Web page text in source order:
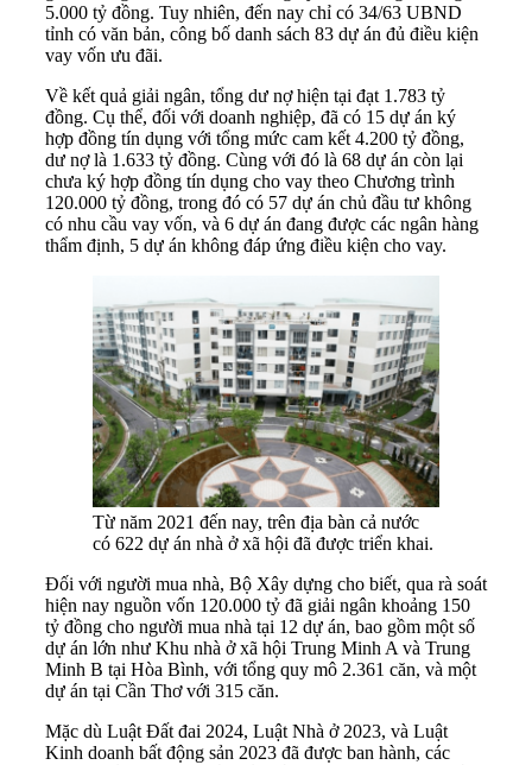
5.000 tỷ đồng. Tuy nhiên, đến nay chỉ có 34/63 UBND
tỉnh có văn bản, công bố danh sách 83 dự án đủ điều kiện
vay vốn ưu đãi.
Về kết quả giải ngân, tổng dư nợ hiện tại đạt 1.783 tỷ
đồng. Cụ thể, đối với doanh nghiệp, đã có 15 dự án ký
hợp đồng tín dụng với tổng mức cam kết 4.200 tỷ đồng,
dư nợ là 1.633 tỷ đồng. Cùng với đó là 68 dự án còn lại
chưa ký hợp đồng tín dụng cho vay theo Chương trình
120.000 tỷ đồng, trong đó có 57 dự án chủ đầu tư không
có nhu cầu vay vốn, và 6 dự án đang được các ngân hàng
thẩm định, 5 dự án không đáp ứng điều kiện cho vay.
Từ năm 2021 đến nay, trên địa bàn cả nước
có 622 dự án nhà ở xã hội đã được triển khai.
Đối với người mua nhà, Bộ Xây dựng cho biết, qua rà soát
hiện nay nguồn vốn 120.000 tỷ đã giải ngân khoảng 150
tỷ đồng cho người mua nhà tại 12 dự án, bao gồm một số
dự án lớn như Khu nhà ở xã hội Trung Minh A và Trung
Minh B tại Hòa Bình, với tổng quy mô 2.361 căn, và một
dự án tại Cần Thơ với 315 căn.
Mặc dù Luật Đất đai 2024, Luật Nhà ở 2023, và Luật
Kinh doanh bất động sản 2023 đã được ban hành, các